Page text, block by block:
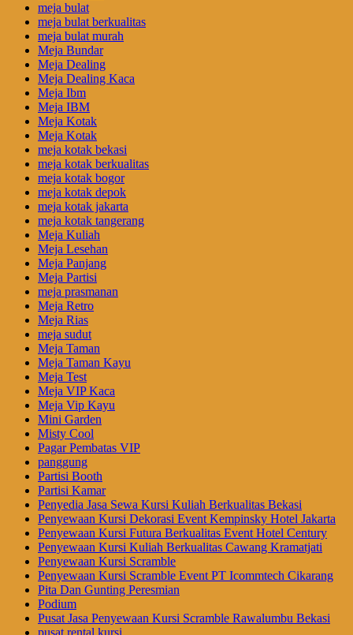
meja bulat
meja bulat berkualitas
meja bulat murah
Meja Bundar
Meja Dealing
Meja Dealing Kaca
Meja Ibm
Meja IBM
Meja Kotak
Meja Kotak
meja kotak bekasi
meja kotak berkualitas
meja kotak bogor
meja kotak depok
meja kotak jakarta
meja kotak tangerang
Meja Kuliah
Meja Lesehan
Meja Panjang
Meja Partisi
meja prasmanan
Meja Retro
Meja Rias
meja sudut
Meja Taman
Meja Taman Kayu
Meja Test
Meja VIP Kaca
Meja Vip Kayu
Mini Garden
Misty Cool
Pagar Pembatas VIP
panggung
Partisi Booth
Partisi Kamar
Penyedia Jasa Sewa Kursi Kuliah Berkualitas Bekasi
Penyewaan Kursi Dekorasi Event Kempinsky Hotel Jakarta
Penyewaan Kursi Futura Berkualitas Event Hotel Century
Penyewaan Kursi Kuliah Berkualitas Cawang Kramatjati
Penyewaan Kursi Scramble
Penyewaan Kursi Scramble Event PT Icommtech Cikarang
Pita Dan Gunting Peresmian
Podium
Pusat Jasa Penyewaan Kursi Scramble Rawalumbu Bekasi
pusat rental kursi